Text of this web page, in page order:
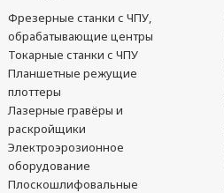
Фрезерные станки с ЧПУ,
обрабатывающие центры
Токарные станки с ЧПУ
Планшетные режущие
плоттеры
Лазерные гравёры и
раскройщики
Электроэрозионное
оборудование
Плоскошлифовальные